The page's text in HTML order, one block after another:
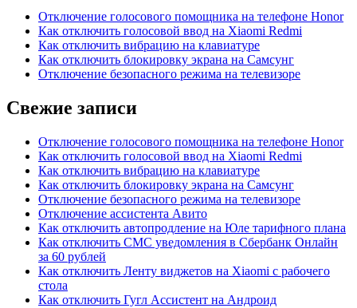
Отключение голосового помощника на телефоне Honor
Как отключить голосовой ввод на Xiaomi Redmi
Как отключить вибрацию на клавиатуре
Как отключить блокировку экрана на Самсунг
Отключение безопасного режима на телевизоре
Свежие записи
Отключение голосового помощника на телефоне Honor
Как отключить голосовой ввод на Xiaomi Redmi
Как отключить вибрацию на клавиатуре
Как отключить блокировку экрана на Самсунг
Отключение безопасного режима на телевизоре
Отключение ассистента Авито
Как отключить автопродление на Юле тарифного плана
Как отключить СМС уведомления в Сбербанк Онлайн
за 60 рублей
Как отключить Ленту виджетов на Xiaomi с рабочего
стола
Как отключить Гугл Ассистент на Андроид